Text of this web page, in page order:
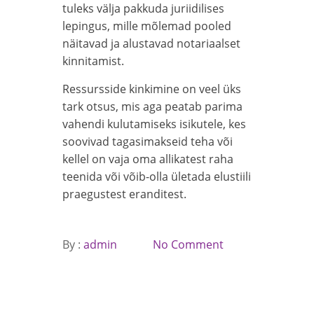
tuleks välja pakkuda juriidilises
lepingus, mille mõlemad pooled
näitavad ja alustavad notariaalset
kinnitamist.
Ressursside kinkimine on veel üks
tark otsus, mis aga peatab parima
vahendi kulutamiseks isikutele, kes
soovivad tagasimakseid teha või
kellel on vaja oma allikatest raha
teenida või võib-olla ületada elustiili
praegustest eranditest.
By : admin No Comment